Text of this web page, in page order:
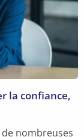
la confiance,
nombreuses